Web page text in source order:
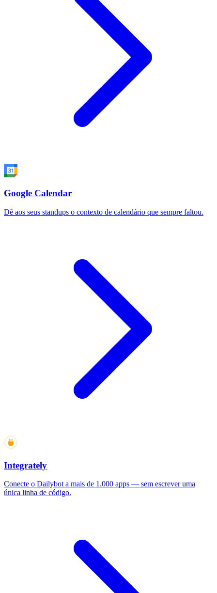
Google Calendar
Dê aos seus standups o contexto de calendário que sempre faltou.
Integrately
Conecte o Dailybot a mais de 1.000 apps — sem escrever uma
única linha de código.